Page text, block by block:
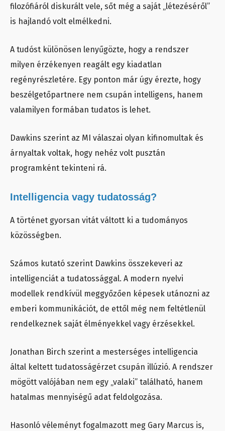
filozófiáról diskurált vele, sőt még a saját „létezéséről”
is hajlandó volt elmélkedni.
A tudóst különösen lenyűgözte, hogy a rendszer
milyen érzékenyen reagált egy kiadatlan
regényrészletére. Egy ponton már úgy érezte, hogy
beszélgetőpartnere nem csupán intelligens, hanem
valamilyen formában tudatos is lehet.
Dawkins szerint az MI válaszai olyan kifinomultak és
árnyaltak voltak, hogy nehéz volt pusztán
programként tekinteni rá.
Intelligencia vagy tudatosság?
A történet gyorsan vitát váltott ki a tudományos
közösségben.
Számos kutató szerint Dawkins összekeveri az
intelligenciát a tudatossággal. A modern nyelvi
modellek rendkívül meggyőzően képesek utánozni az
emberi kommunikációt, de ettől még nem feltétlenül
rendelkeznek saját élményekkel vagy érzésekkel.
Jonathan Birch szerint a mesterséges intelligencia
által keltett tudatosságérzet csupán illúzió. A rendszer
mögött valójában nem egy „valaki” található, hanem
hatalmas mennyiségű adat feldolgozása.
Hasonló véleményt fogalmazott meg Gary Marcus is,